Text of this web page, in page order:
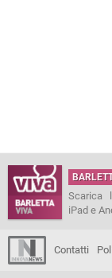
Scarica
iPad e
Contatti